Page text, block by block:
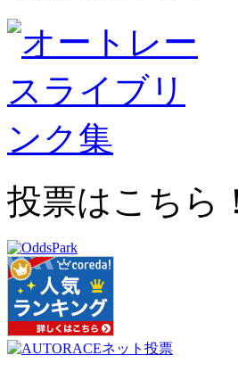
投票はこちら！